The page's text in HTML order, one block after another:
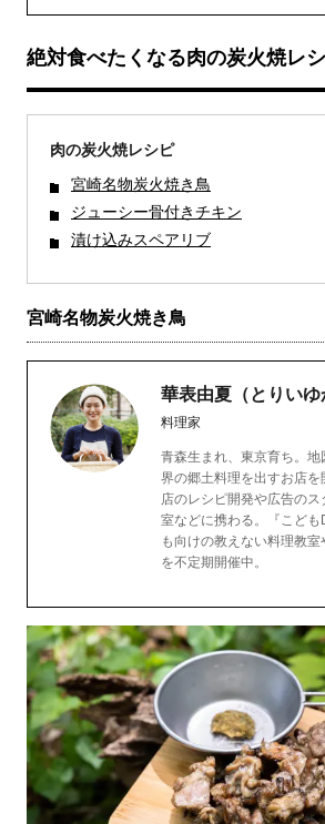
絶対食べたくなる肉の炭火焼レ
肉の炭火焼レシピ
宮崎名物炭火焼き鳥
ジューシー骨付きチキン
漬け込みスペアリブ
宮崎名物炭火焼き鳥
華表由夏（とりいゆ
料理家
青森生まれ、東京育ち。
界の郷土料理を出すお店を
店のレシピ開発や広告の
室などに携わる。『こど
も向けの教えない料理教室
を不定期開催中。